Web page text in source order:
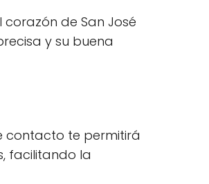
corazón de San José
y su buena
contacto te permitirá
facilitando la